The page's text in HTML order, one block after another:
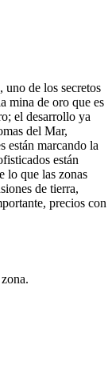
de los secretos
mina de oro que es
el desarrollo ya
del Mar,
están marcando la
están
lo que las zonas
de tierra,
precios con